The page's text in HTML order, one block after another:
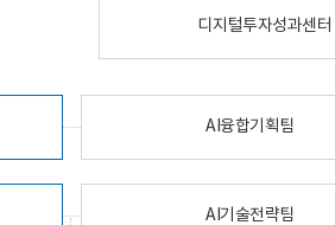
디지털투자성과센터
AI융합기획팀
AI기술전략팀